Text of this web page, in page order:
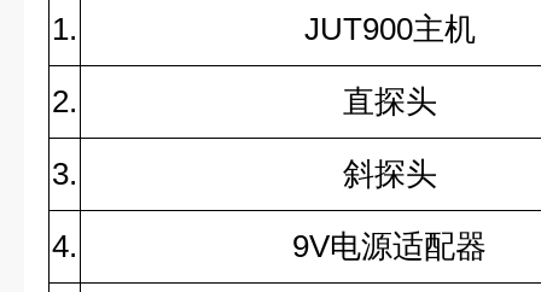
1.
JUT900主机
2.
直探头
3.
斜探头
4.
9V电源适配器